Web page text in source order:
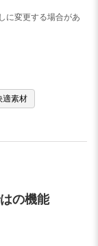
に変更する場合があ
適素材
の機能